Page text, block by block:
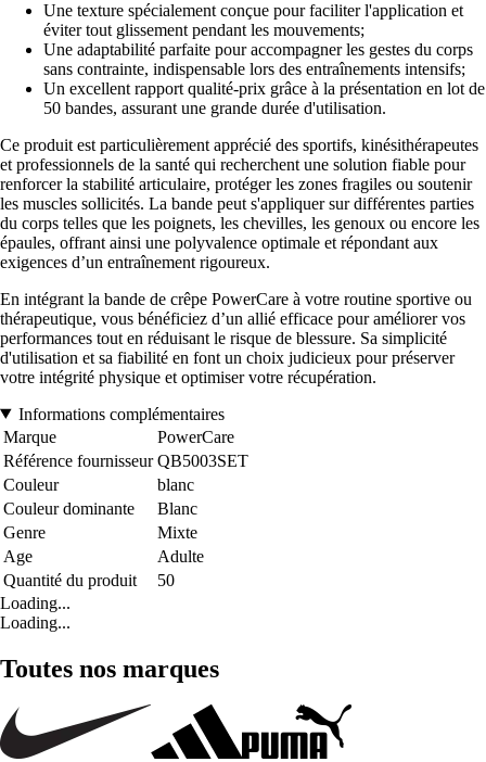
Une texture spécialement conçue pour faciliter l'application et
éviter tout glissement pendant les mouvements;
Une adaptabilité parfaite pour accompagner les gestes du corps
sans contrainte, indispensable lors des entraînements intensifs;
Un excellent rapport qualité-prix grâce à la présentation en lot de
50 bandes, assurant une grande durée d'utilisation.
Ce produit est particulièrement apprécié des sportifs, kinésithérapeutes
et professionnels de la santé qui recherchent une solution fiable pour
renforcer la stabilité articulaire, protéger les zones fragiles ou soutenir
les muscles sollicités. La bande peut s'appliquer sur différentes parties
du corps telles que les poignets, les chevilles, les genoux ou encore les
épaules, offrant ainsi une polyvalence optimale et répondant aux
exigences d’un entraînement rigoureux.
En intégrant la bande de crêpe PowerCare à votre routine sportive ou
thérapeutique, vous bénéficiez d’un allié efficace pour améliorer vos
performances tout en réduisant le risque de blessure. Sa simplicité
d'utilisation et sa fiabilité en font un choix judicieux pour préserver
votre intégrité physique et optimiser votre récupération.
Informations complémentaires
Marque
PowerCare
Référence fournisseur QB5003SET
Couleur
blanc
Couleur dominante
Blanc
Genre
Mixte
Age
Adulte
Quantité du produit
50
Loading...
Loading...
Toutes nos marques